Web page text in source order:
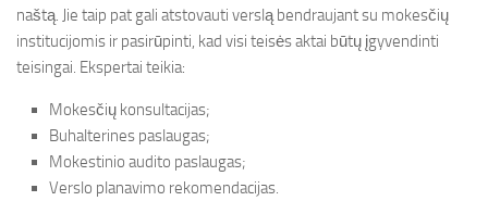
naštą. Jie taip pat gali atstovauti verslą bendraujant su mokesčių
institucijomis ir pasirūpinti, kad visi teisės aktai būtų įgyvendinti
teisingai. Ekspertai teikia:
Mokesčių konsultacijas;
Buhalterines paslaugas;
Mokestinio audito paslaugas;
Verslo planavimo rekomendacijas.